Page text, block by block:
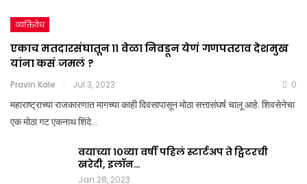
व्यक्तिवेध
एकाच मतदारसंघातून ११ वेळा निवडून येणं गणपतराव देशमुख
यांना कसं जमलं ?
Pravin Kale Jul 3, 2023 0
महाराष्ट्राच्या राजकारणात मागच्या काही दिवसापासून मोठा सत्तासंघर्ष चालू आहे. शिवसेनेचा
एक मोठा गट एकनाथ शिंदे…
वयाच्या १०व्या वर्षी पहिलं स्टार्टअप ते ट्विटरची
खरेदी, इलॉन…
Jan 28, 2023